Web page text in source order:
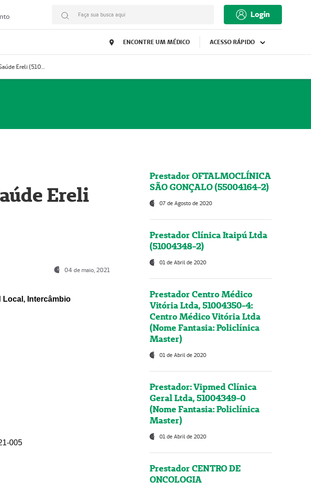
Faça sua busca aqui Login
ENCONTRE UM MÉDICO ACESSO RÁPIDO
Prestador Essencial Gestão em Saúde Ereli (51004354-7)
Ereli
04 de maio, 2021
Local, Intercâmbio
005
Prestador OFTALMOCLÍNICA
SÃO GONÇALO (55004164-2)
07 de Agosto de 2020
Prestador Clínica Itaipú Ltda
(51004348-2)
01 de Abril de 2020
Prestador Centro Médico
Vitória Ltda, 51004350-4:
Centro Médico Vitória Ltda
(Nome Fantasia: Policlínica
Master)
01 de Abril de 2020
Prestador: Vipmed Clínica
Geral Ltda, 51004349-0
(Nome Fantasia: Policlínica
Master)
01 de Abril de 2020
Prestador CENTRO DE
ONCOLOGIA